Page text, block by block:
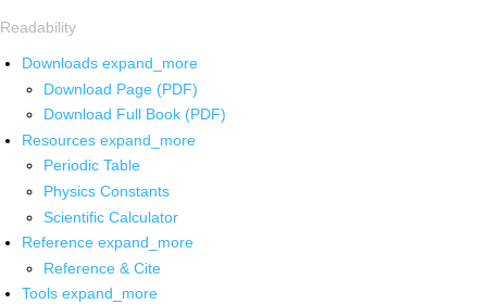
Readability
Downloads expand_more
Download Page (PDF)
Download Full Book (PDF)
Resources expand_more
Periodic Table
Physics Constants
Scientific Calculator
Reference expand_more
Reference & Cite
Tools expand_more